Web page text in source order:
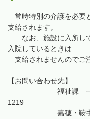
常時特別の介護を必要
支給されます。
なお、施設に入所して
入院しているときは
支給されませんのでご
【お問い合わせ先】
福祉課 一般
1219
嘉穂・鞍手保健